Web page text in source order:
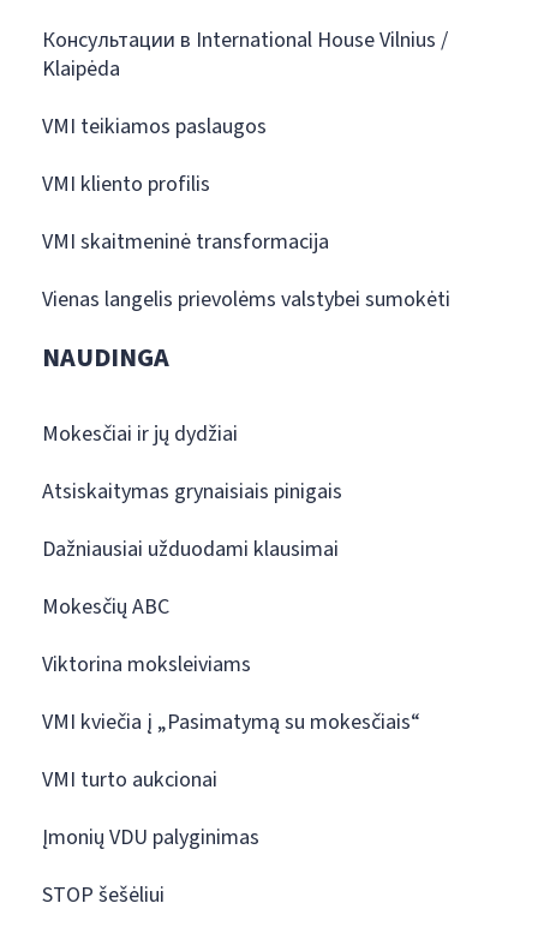
Консультации в International House Vilnius /
Klaipėda
VMI teikiamos paslaugos
VMI kliento profilis
VMI skaitmeninė transformacija
Vienas langelis prievolėms valstybei sumokėti
NAUDINGA
Mokesčiai ir jų dydžiai
Atsiskaitymas grynaisiais pinigais
Dažniausiai užduodami klausimai
Mokesčių ABC
Viktorina moksleiviams
VMI kviečia į „Pasimatymą su mokesčiais“
VMI turto aukcionai
Įmonių VDU palyginimas
STOP šešėliui